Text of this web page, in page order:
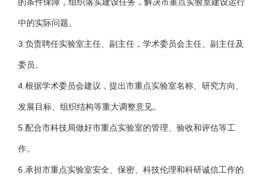
中的实际问题。
3.负责聘任实验室主任、副主任，学术委员会主任、副主任及
委员。
4.根据学术委员会建议，提出市重点实验室名称、研究方向、
发展目标、组织结构等重大调整意见。
5.配合市科技局做好市重点实验室的管理、验收和评估等工
作。
6.承担市重点实验室安全、保密、科技伦理和科研诚信工作的